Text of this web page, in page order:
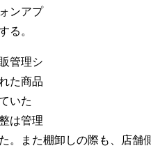
ンアプ
る。
管理シ
た商品
いた
は管理
。また棚卸しの際も、店舗